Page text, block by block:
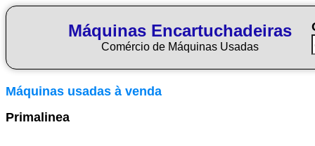
Máquinas Encartuchadeiras
Comércio de Máquinas Usadas
Máquinas usadas à venda
Primalinea